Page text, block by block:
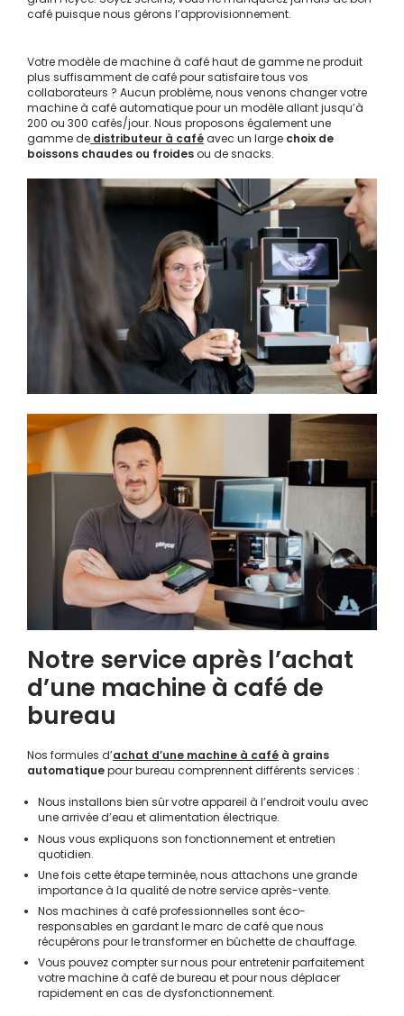
café puisque nous gérons l’approvisionnement.
Votre modèle de machine à café haut de gamme ne produit
plus suffisamment de café pour satisfaire tous vos
collaborateurs ? Aucun problème, nous venons changer votre
machine à café automatique pour un modèle allant jusqu’à
200 ou 300 cafés/jour. Nous proposons également une
gamme de distributeur à caféavec un large choix de
boissons chaudes ou froidesou de snacks.
Notre service après l’achat
d’une machine à café de
bureau
Nos formules d’achat d’une machine à café à grains
automatiquepour bureau comprennent différents services :
Nous installons bien sûr votre appareil à l’endroit voulu avec
une arrivée d’eau et alimentation électrique.
Nous vous expliquons son fonctionnement et entretien
quotidien.
Une fois cette étape terminée, nous attachons une grande
importance à la qualité de notre service après-vente.
Nos machines à café professionnelles sont éco-
responsables en gardant le marc de café que nous
récupérons pour le transformer en bûchette de chauffage.
Vous pouvez compter sur nous pour entretenir parfaitement
votre machine à café de bureau et pour nous déplacer
rapidement en cas de dysfonctionnement.